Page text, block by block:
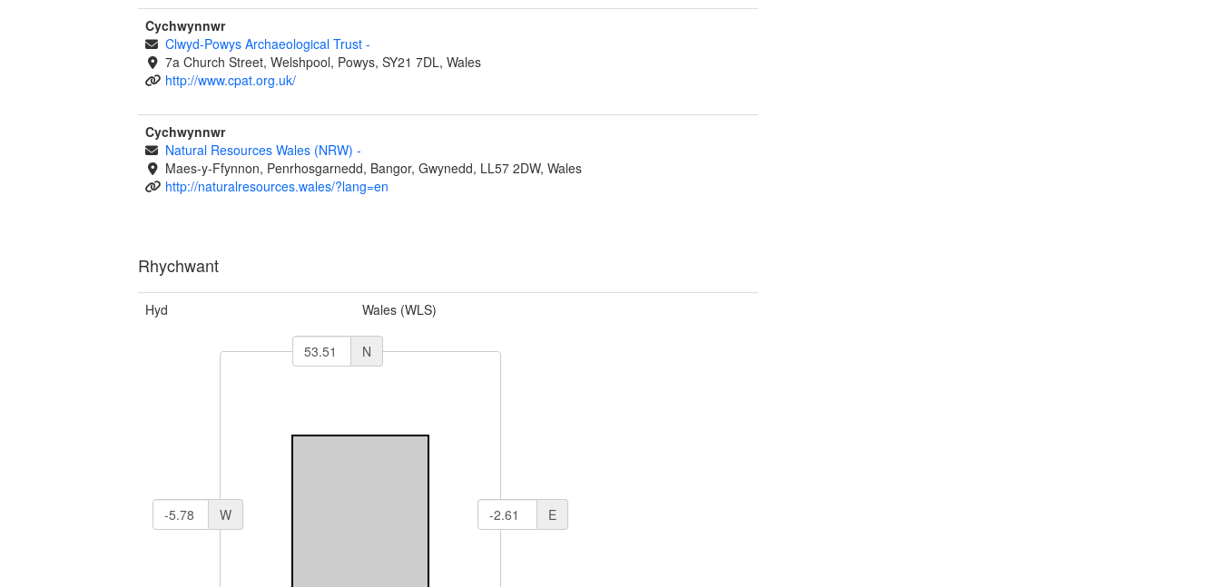
Cychwynnwr
Clwyd-Powys Archaeological Trust -
7a Church Street, Welshpool, Powys, SY21 7DL, Wales
http://www.cpat.org.uk/
Cychwynnwr
Natural Resources Wales (NRW) -
Maes-y-Ffynnon, Penrhosgarnedd, Bangor, Gwynedd, LL57 2DW, Wales
http://naturalresources.wales/?lang=en
Rhychwant
Hyd Wales (WLS)
N
W E